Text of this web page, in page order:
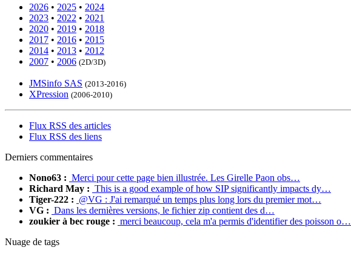
2026 • 2025 • 2024
2023 • 2022 • 2021
2020 • 2019 • 2018
2017 • 2016 • 2015
2014 • 2013 • 2012
2007 • 2006 (2D/3D)
JMSinfo SAS (2013-2016)
XPression (2006-2010)
Flux RSS des articles
Flux RSS des liens
Derniers commentaires
Nono63 : Merci pour cette page bien illustrée. Les Girelle Paon obs…
Richard May : This is a good example of how SIP significantly impacts dy…
Tiger-222 : @VG : J'ai remarqué un temps plus long lors du premier mot…
VG : Dans les dernières versions, le fichier zip contient des d…
zoukier à bec rouge : merci beaucoup, cela m'a permis d'identifier des poisson o…
Nuage de tags